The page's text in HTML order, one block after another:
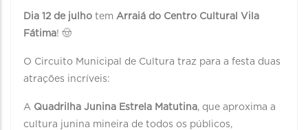
Dia 12 de julho tem Arraiá do Centro Cultural Vila
Fátima! 🤠
O Circuito Municipal de Cultura traz para a festa duas
atrações incríveis:
A Quadrilha Junina Estrela Matutina, que aproxima a
cultura junina mineira de todos os públicos,